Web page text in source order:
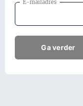
E-mailadres
Ga verder